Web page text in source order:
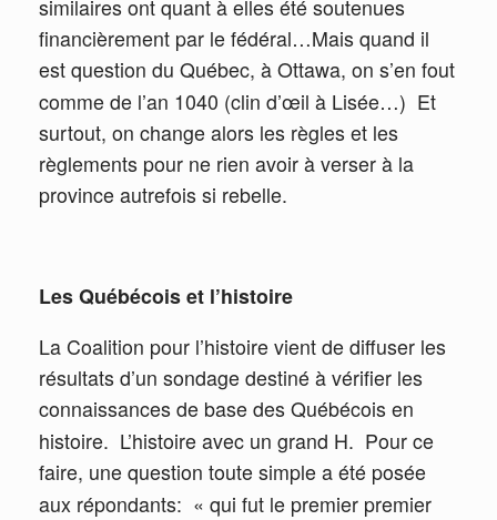
similaires ont quant à elles été soutenues
financièrement par le fédéral…Mais quand il
est question du Québec, à Ottawa, on s’en fout
comme de l’an 1040 (clin d’œil à Lisée…) Et
surtout, on change alors les règles et les
règlements pour ne rien avoir à verser à la
province autrefois si rebelle.
Les Québécois et l’histoire
La Coalition pour l’histoire vient de diffuser les
résultats d’un sondage destiné à vérifier les
connaissances de base des Québécois en
histoire. L’histoire avec un grand H. Pour ce
faire, une question toute simple a été posée
aux répondants: « qui fut le premier premier